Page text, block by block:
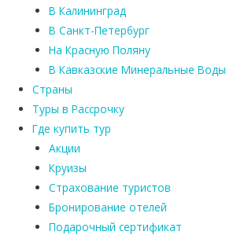
В Калининград
В Санкт-Петербург
На Красную Поляну
В Кавказские Минеральные Воды
Страны
Туры в Рассрочку
Где купить тур
Акции
Круизы
Страхование туристов
Бронирование отелей
Подарочный сертификат